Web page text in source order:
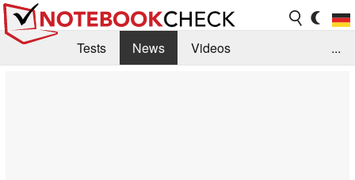
Tests News
Videos
...